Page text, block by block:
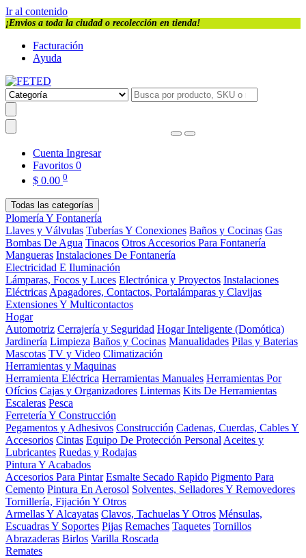
Ir al contenido
¡Envios a toda la ciudad o recolección en tienda!
Facturación
Ayuda
Cuenta Ingresar
Favoritos 0
$ 0.00 0
Todas las categorías
Plomería Y Fontanería
Llaves y Válvulas Tuberías Y Conexiones Baños y Cocinas Gas
Bombas De Agua Tinacos Otros Accesorios Para Fontanería
Mangueras Instalaciones De Fontanería
Electricidad E Iluminación
Lámparas, Focos y Luces Electrónica y Proyectos Instalaciones
Eléctricas Apagadores, Contactos, Portalámparas y Clavijas
Extensiones Y Multicontactos
Hogar
Automotriz Cerrajería y Seguridad Hogar Inteligente (Domótica)
Jardinería Limpieza Baños y Cocinas Manualidades Pilas y Baterias
Mascotas TV y Video Climatización
Herramientas y Maquinas
Herramienta Eléctrica Herramientas Manuales Herramientas Por
Ofícios Cajas y Organizadores Linternas Kits De Herramientas
Escaleras Pesca
Ferretería Y Construcción
Pegamentos y Adhesivos Construcción Cadenas, Cuerdas, Cables Y
Accesorios Cintas Equipo De Protección Personal Aceites y
Lubricantes Ruedas y Rodajas
Pintura Y Acabados
Accesorios Para Pintar Esmalte Secado Rapido Pigmento Para
Cemento Pintura En Aerosol Solventes, Selladores Y Removedores
Tornillería, Fijación Y Otros
Armellas Y Alcayatas Clavos, Tachuelas Y Otros Ménsulas,
Escuadras Y Soportes Pijas Remaches Taquetes Tornillos
Abrazaderas Birlos Varilla Roscada
Remates